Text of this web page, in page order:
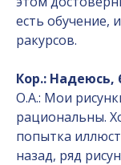
есть обучение,
ракурсов.
Кор.: Надеюсь,
О.А.: Мои
рациональны.
попытка
назад, ряд